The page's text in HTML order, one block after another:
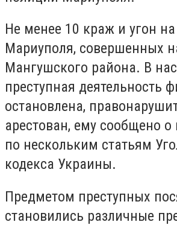
Не менее 10 краж и угон на
Мариуполя, совершенных
Мангушского района. В
преступная деятельность
остановлена,
арестован, ему сообщено о
по нескольким статьям
кодекса Украины.
Предметом преступных
становились различные